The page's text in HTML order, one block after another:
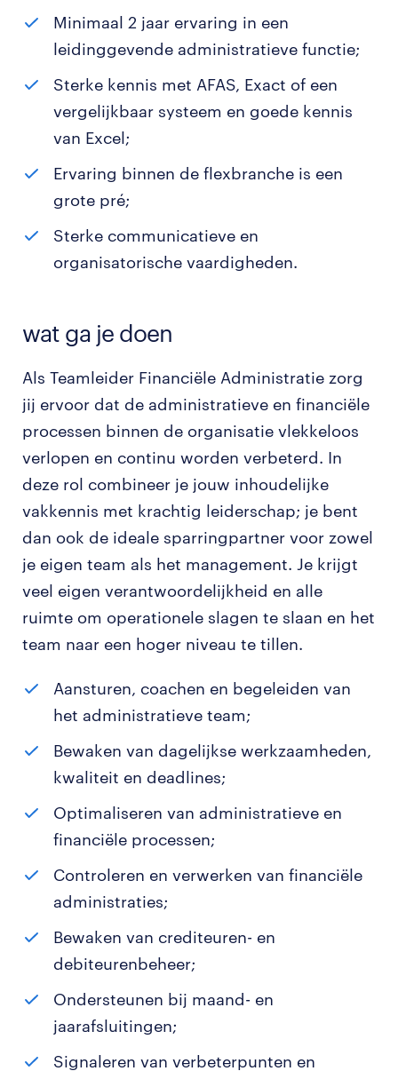
Minimaal 2 jaar ervaring in een
leidinggevende administratieve functie;
Sterke kennis met AFAS, Exact of een
vergelijkbaar systeem en goede kennis
van Excel;
Ervaring binnen de flexbranche is een
grote pré;
Sterke communicatieve en
organisatorische vaardigheden.
wat ga je doen
Als Teamleider Financiële Administratie zorg
jij ervoor dat de administratieve en financiële
processen binnen de organisatie vlekkeloos
verlopen en continu worden verbeterd. In
deze rol combineer je jouw inhoudelijke
vakkennis met krachtig leiderschap; je bent
dan ook de ideale sparringpartner voor zowel
je eigen team als het management. Je krijgt
veel eigen verantwoordelijkheid en alle
ruimte om operationele slagen te slaan en het
team naar een hoger niveau te tillen.
Aansturen, coachen en begeleiden van
het administratieve team;
Bewaken van dagelijkse werkzaamheden,
kwaliteit en deadlines;
Optimaliseren van administratieve en
financiële processen;
Controleren en verwerken van financiële
administraties;
Bewaken van crediteuren- en
debiteurenbeheer;
Ondersteunen bij maand- en
jaarafsluitingen;
Signaleren van verbeterpunten en